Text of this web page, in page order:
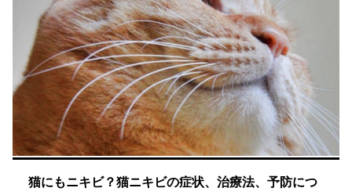
猫にもニキビ？猫ニキビの症状、治療法、予防につ